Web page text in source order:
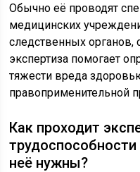
Обычно её проводят
медицинских
следственных органов,
экспертиза помогает
тяжести вреда
правоприменительной
Как проходит
неё нужны?